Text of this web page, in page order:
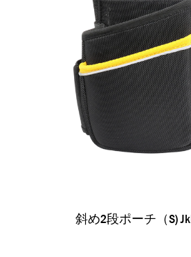
斜め2段ポーチ（s)